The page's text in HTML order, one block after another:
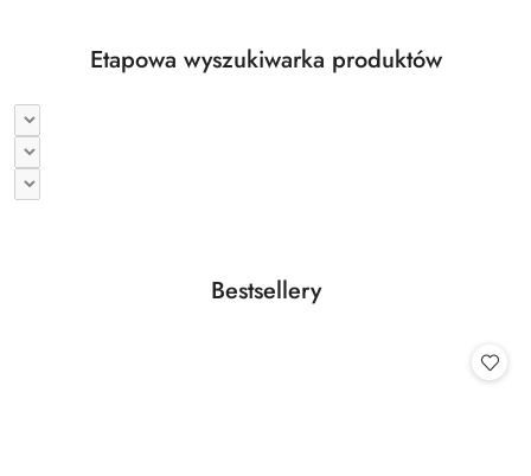
Etapowa wyszukiwarka produktów
Pomiń karuzelę produktów
Produkty
Bestsellery